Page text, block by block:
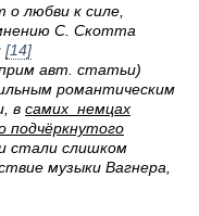
любви к силе,
С. Скотта
[14]
авт. статьи)
романтическим
в самих немцах
подчёркнутого
стали слишком
музыки Вагнера,